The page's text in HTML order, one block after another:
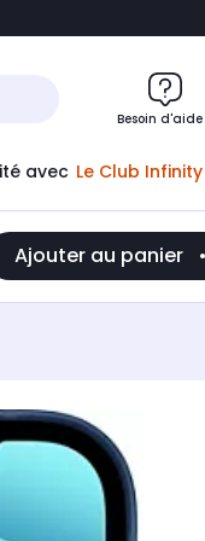
au chatbot
Besoin d'aide
avec Le Club Infinity
Ajouter au panier •